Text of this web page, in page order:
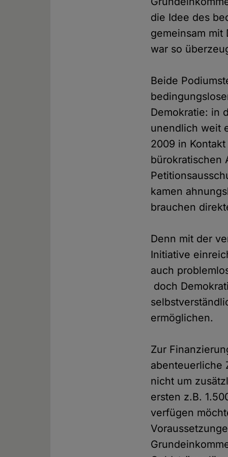
die Idee des
gemeinsam mit
war so
Beide
Demokratie: in
unendlich weit
2009 in
bürokratischen
kamen
brauchen
Denn mit der
Initiative
auch
doch
ermöglichen.
Zur
abenteuerliche
nicht um
ersten z.B.
verfügen